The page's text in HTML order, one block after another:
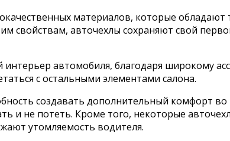
материалов, которые
свойствам, авточехлы сохраняют свой
автомобиля, благодаря широкому
с остальными элементами салона.
создавать дополнительный комфорт
и не потеть. Кроме того, некоторые
утомляемость водителя.